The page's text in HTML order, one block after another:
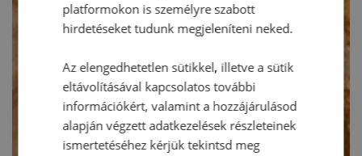
platformokon is személyre szabott
hirdetéseket tudunk megjeleníteni neked.
Az elengedhetetlen sütikkel, illetve a sütik
eltávolításával kapcsolatos további
információkért, valamint a hozzájárulásod
alapján végzett adatkezelések részleteinek
ismertetéséhez kérjük tekintsd meg